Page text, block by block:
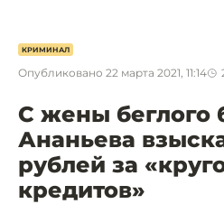
КРИМИНАЛ
Опубликовано 22 марта 2021, 11:14
C жены беглого
Ананьева
рублей за
кредитов»